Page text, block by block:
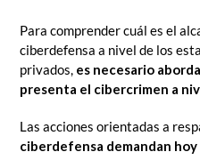
Para comprender cuál es el
ciberdefensa a nivel de los
privados, es necesario
presenta el cibercrimen a
Las acciones orientadas a
ciberdefensa demandan hoy